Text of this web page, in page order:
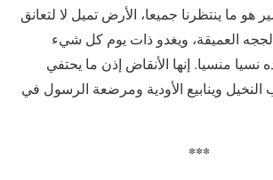
ما ينتظرنا جميعا، الأرض تميل لا لتعانق
العميقة، ويغدو ذات يوم كل شيء
نسيا منسيا. إنها الأنقاض إذن ما يحتفي
وينابيع الأودية ومرضعة الرسول في
***